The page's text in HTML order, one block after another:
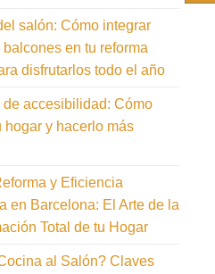
salón: Cómo integrar
balcones en tu reforma
disfrutarlos todo el año
de accesibilidad: Cómo
hogar y hacerlo más
y Eficiencia
en Barcelona: El Arte de la
Total de tu Hogar
al Salón? Claves